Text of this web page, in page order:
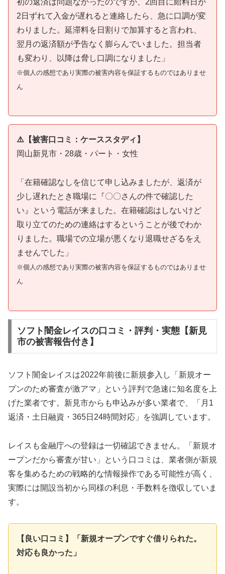
2日ずれて入金が遅れると連絡したら、急に口調が変
わりました。延滞料を日割りで加算すると言われ、
翌月の返済額が予告なく膨らんでいました。担当者
も変わり、以降は脅し口調になりました」
※個人の感想であり実際の被害内容を保証するものではありませ
ん
⚠️【被害口コミ：ケーススタディ】
岡山新見市・28歳・パート・女性
「在籍確認なしを信じて申し込みましたが、返済が
少し遅れたとき職場に『〇〇さんの件で確認した
い』という電話が来ました。在籍確認はしないけど
取り立てのための連絡はするということが後でわか
りました。職場での立場が悪くなり退職せざるをえ
ませんでした」
※個人の感想であり実際の被害内容を保証するものではありませ
ん
ソフト闇金レイスの口コミ・評判・実態【新見
市の被害報告付き】
ソフト闇金レイスは2022年前後に新規参入し「新規オー
プンのため審査が激アマ」という評判で急速に知名度を上
げた業者です。新見市からも申込みが多い業者で、「月1
返済・土日融資・365日24時間対応」を強調しています。
レイスも金融庁への登録は一切確認できません。「新規オ
ープンだから審査が甘い」という口コミは、業者側が新規
客を集めるための戦略的な情報操作である可能性が高く、
実際には開設当初から同様の利息・手数料を徴収していま
す。
【良い口コミ】「新規オープンですぐ借りられた。
対応も良かった」